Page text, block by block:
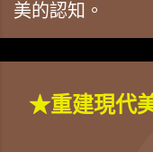
美的認知。
★重建現代